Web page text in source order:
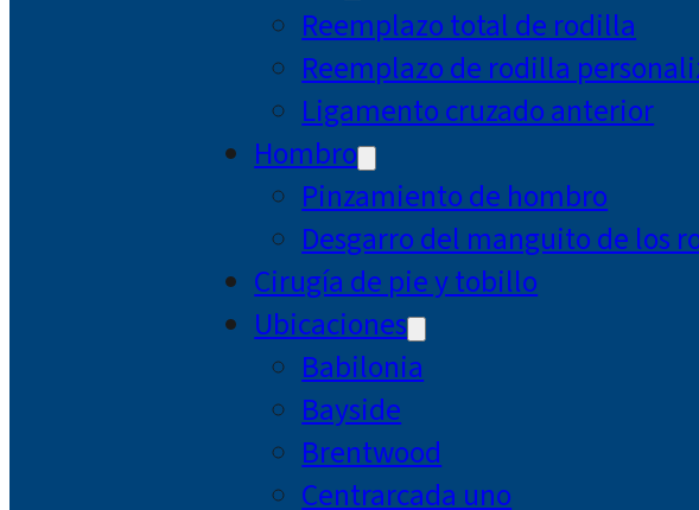
Reemplazo total de rodilla
Reemplazo de rodilla
Ligamento cruzado anterior
Hombro
Pinzamiento de hombro
Desgarro del manguito de los
Cirugía de pie y tobillo
Ubicaciones
Babilonia
Bayside
Brentwood
Centrarcada uno